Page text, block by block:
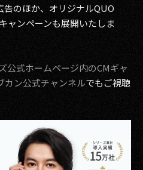
ント
事業
2024
のほか、オリジナルQUO
ャンペーンも展開いたしま
公式ホームページ内のCMギャ
カン公式チャンネルでもご視聴